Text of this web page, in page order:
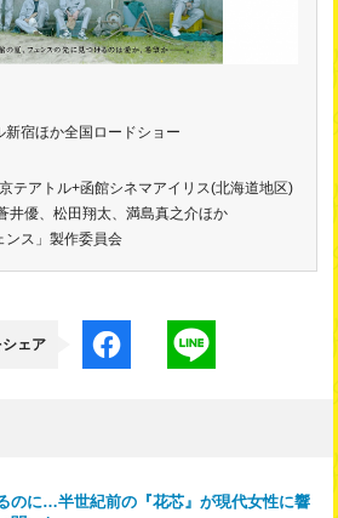
宿ほか全国ロードショー
テアトル+函館シネマアイリス(北海道地区)
井優、松田翔太、満島真之介ほか
ンス」製作委員会
ェア
のに…半世紀前の『花芯』が現代女性に響